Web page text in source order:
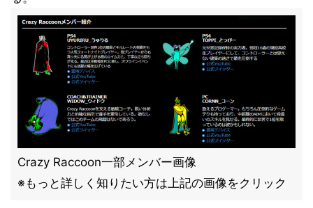
Crazy Raccoon一部メンバー画像
※もっと詳しく知りたい方は上記の画像をクリック